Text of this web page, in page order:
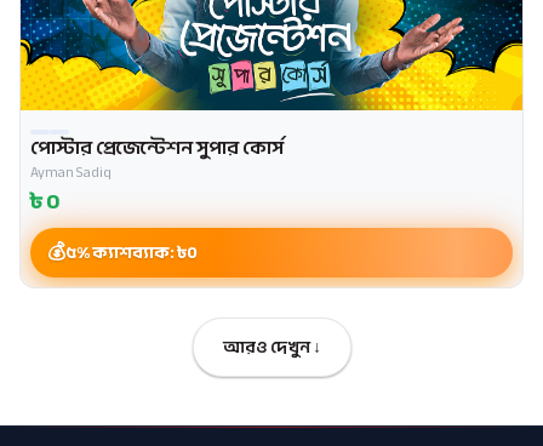
পোস্টার প্রেজেন্টেশন সুপার কোর্স
Ayman Sadiq
৳0
৫% ক্যাশব্যাক: ৳0
আরও দেখুন ↓